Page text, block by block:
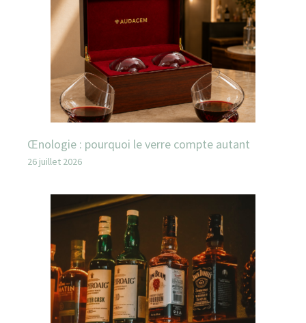
Œnologie : pourquoi le verre compte autant
26 juillet 2026